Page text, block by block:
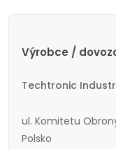
Výrobce /
Techtronic
ul. Komitetu
Polsko